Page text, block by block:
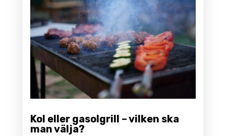
Kol eller gasolgrill – vilken ska
man välja?